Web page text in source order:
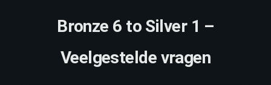
Bronze 6 to Silver 1 –
Veelgestelde vragen